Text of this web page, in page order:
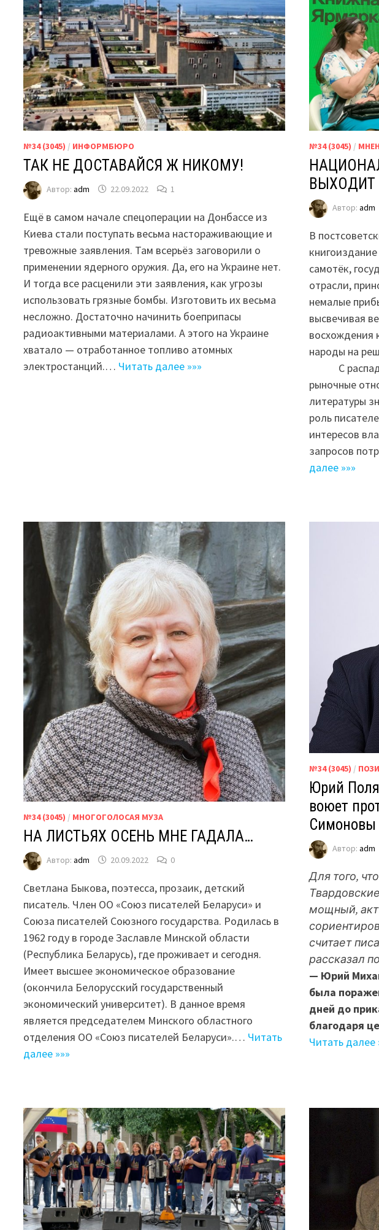
№34 (3045) / ИНФОРМБЮРО
ТАК НЕ ДОСТАВАЙСЯ Ж НИКОМУ!
Автор:adm 22.09.2022 1
Ещё в самом начале спецоперации на Донбассе из
Киева стали поступать весьма настораживающие и
тревожные заявления. Там всерьёз заговорили о
применении ядерного оружия. Да, его на Украине нет.
И тогда все расценили эти заявления, как угрозы
использовать грязные бомбы. Изготовить их весьма
несложно. Достаточно начинить боеприпасы
радиоактивными материалами. А этого на Украине
хватало — отработанное топливо атомных
электростанций.… Читать далее »»»
№34 (3045) /
ВЫХОДИТ
Автор: adm
В
самотёк,
отрасли,
немалые
высвечивая
восхождения
народы на
С
рыночные
литературы
роль
интересов
запросов
далее »»»
№34 (3045) / МНОГОГОЛОСАЯ МУЗА
НА ЛИСТЬЯХ ОСЕНЬ МНЕ ГАДАЛА…
Автор:adm 20.09.2022 0
Светлана Быкова, поэтесса, прозаик, детский
писатель. Член ОО «Союз писателей Беларуси» и
Союза писателей Союзного государства. Родилась в
1962 году в городе Заславле Минской области
(Республика Беларусь), где проживает и сегодня.
Имеет высшее экономическое образование
(окончила Белорусский государственный
экономический университет). В данное время
является председателем Минского областного
отделения ОО «Союз писателей Беларуси».… Читать
далее »»»
№34 (3045) /
Юрий
воюет
Симоновы
Автор: adm
Для того,
мощный,
считает
рассказал
— Юрий
была
дней до
благодаря
Читать далее